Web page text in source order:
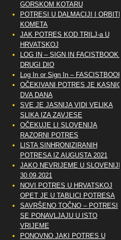
GORSKOM KOTARU
POTRESI U DALMACIJI I ORBITE
KOMETA
JAK POTRES KOD TRILJ-a U
HRVATSKOJ
LOG IN – SIGN IN FACISTBOOK –
DRUGI DIO
Log In or Sign In – FASCISTBOOK
OČEKIVANI POTRES JE KASNIO
DVA DANA
SVE JE JASNIJA VIDI VELIKA
SLIKA IZA ZAVJESE
OČEKUJE LI SLOVENIJA
RAZORNI POTRES
LISTA SINHRONIZIRANIH
POTRESA IZ AUGUSTA 2021
JAKO NEVRIJEME U SLOVENIJI
30.09.2021
NOVI POTRES U HRVATSKOJ
OPET JE U TABLICI POTRESA
SAVRŠENO TOČNO – POTRESI
SE PONAVLJAJU U ISTO
VRIJEME
PONOVNO JAKI POTRES U